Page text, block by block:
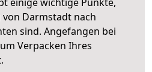
Darmstadt nach
sind. Angefangen bei
Verpacken Ihres